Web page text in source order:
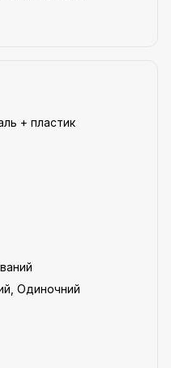
+ пластик
Одиночний